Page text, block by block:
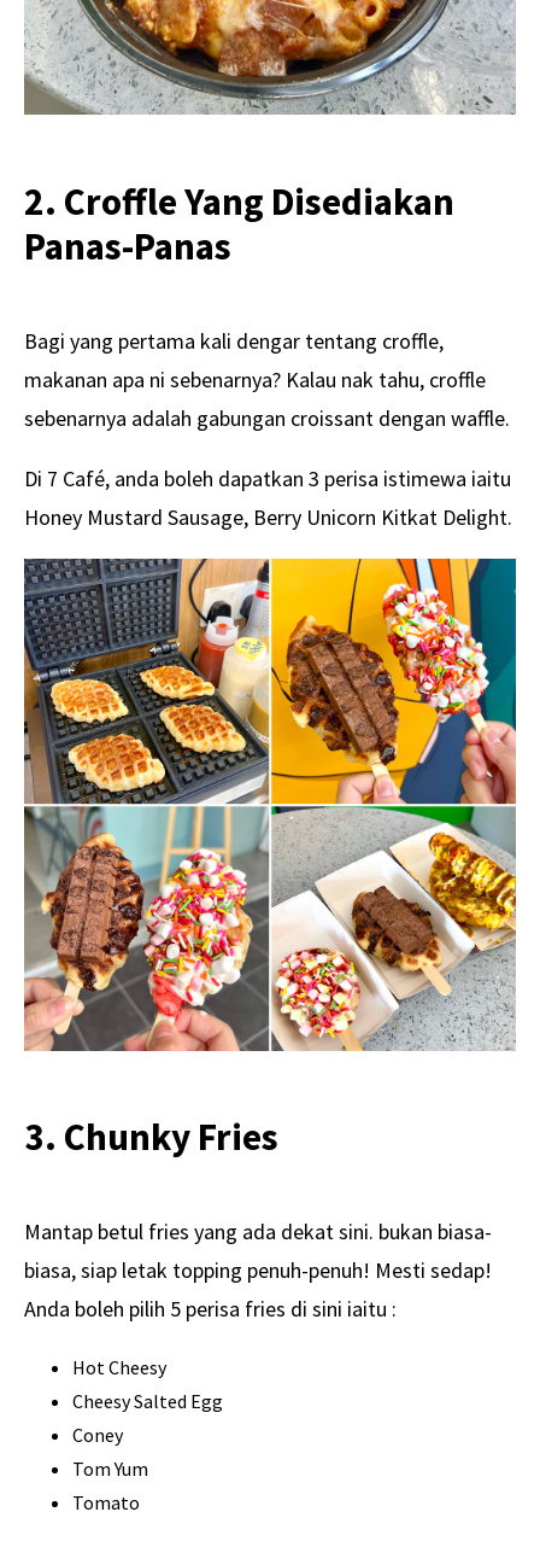
2. Croffle Yang Disediakan
Panas-Panas
Bagi yang pertama kali dengar tentang croffle,
makanan apa ni sebenarnya? Kalau nak tahu, croffle
sebenarnya adalah gabungan croissant dengan waffle.
Di 7 Café, anda boleh dapatkan 3 perisa istimewa iaitu
Honey Mustard Sausage, Berry Unicorn Kitkat Delight.
3. Chunky Fries
Mantap betul fries yang ada dekat sini. bukan biasa-
biasa, siap letak topping penuh-penuh! Mesti sedap!
Anda boleh pilih 5 perisa fries di sini iaitu :
Hot Cheesy
Cheesy Salted Egg
Coney
Tom Yum
Tomato